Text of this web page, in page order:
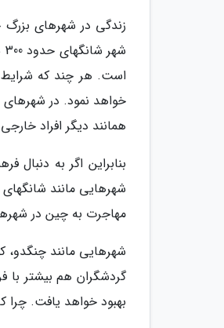
زندگی در شهرهای بزرگ
است. هر چند که شرایط
خواهد نمود. در
همانند دیگر افراد
بنابراین اگر به
شهرهایی مانند
مهاجرت به چین در
شهرهایی مانند چنگدو،
گردشگران هم بیشتر
بهبود خواهد یافت.